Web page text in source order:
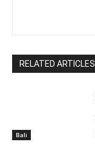
RELATED ARTICLES
Bali